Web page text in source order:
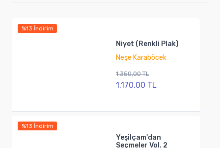
%13 İndirim
Niyet (Renkli Plak)
Neşe Karaböcek
1.350,00 TL
1.170,00 TL
%13 İndirim
Yeşilçam'dan
Seçmeler Vol. 2